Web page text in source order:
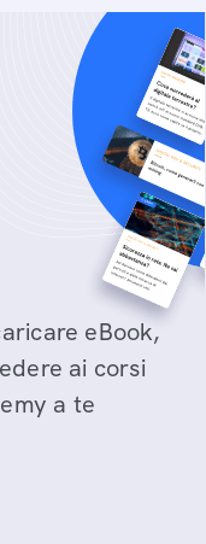
eBook,
ai corsi
a te